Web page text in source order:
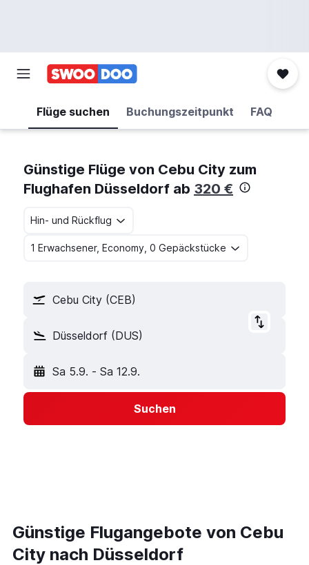
Flüge suchen Buchungszeitpunkt FAQ
Günstige Flüge von Cebu City zum
Flughafen Düsseldorf ab 320 €
Hin- und Rückflug
1 Erwachsener, Economy, 0 Gepäckstücke
Cebu City (CEB)
Düsseldorf (DUS)
Sa 5.9. - Sa 12.9.
Suchen
Günstige Flugangebote von Cebu
City nach Düsseldorf